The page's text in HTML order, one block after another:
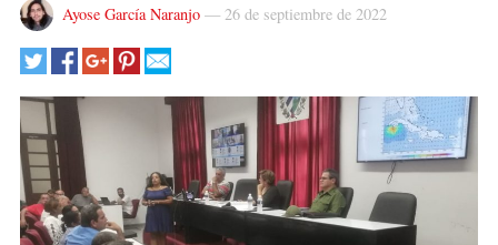
Ayose García Naranjo— 26 de septiembre de 2022